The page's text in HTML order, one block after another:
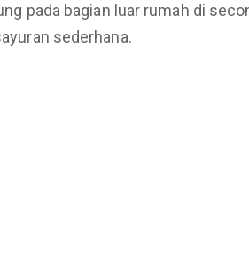
pada bagian luar rumah di
sederhana.